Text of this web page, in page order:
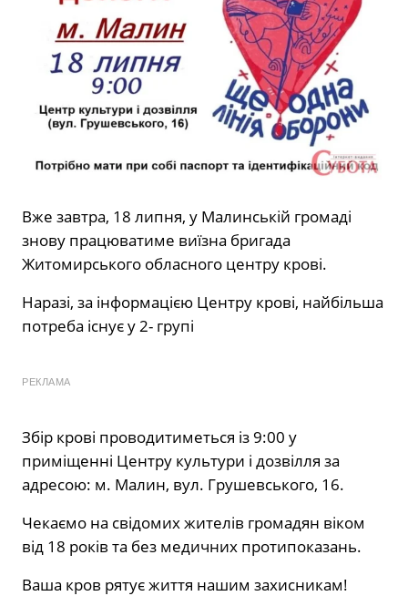
Вже завтра, 18 липня, у Малинській громаді
знову працюватиме виїзна бригада
Житомирського обласного центру крові.
Наразі, за інформацією Центру крові, найбільша
потреба існує у 2- групі
РЕКЛАМА
Збір крові проводитиметься із 9:00 у
приміщенні Центру культури і дозвілля за
адресою: м. Малин, вул. Грушевського, 16.
Чекаємо на свідомих жителів громадян віком
від 18 років та без медичних протипоказань.
Ваша кров рятує життя нашим захисникам!